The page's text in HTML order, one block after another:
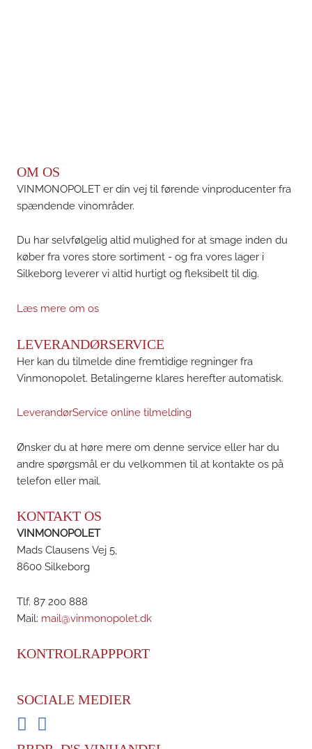
OM OS
VINMONOPOLET er din vej til førende vinproducenter fra
spændende vinområder.
Du har selvfølgelig altid mulighed for at smage inden du
køber fra vores store sortiment - og fra vores lager i
Silkeborg leverer vi altid hurtigt og fleksibelt til dig.
Læs mere om os
LEVERANDØRSERVICE
Her kan du tilmelde dine fremtidige regninger fra
Vinmonopolet. Betalingerne klares herefter automatisk.
LeverandørService online tilmelding
Ønsker du at høre mere om denne service eller har du
andre spørgsmål er du velkommen til at kontakte os på
telefon eller mail.
KONTAKT OS
VINMONOPOLET
Mads Clausens Vej 5,
8600 Silkeborg
Tlf. 87 200 888
Mail: mail@vinmonopolet.dk
KONTROLRAPPPORT
SOCIALE MEDIER
FacebookInstagram